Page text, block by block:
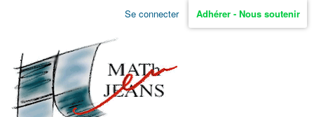
Aller
non
identifié
Se connecter Adhérer - Nous soutenir